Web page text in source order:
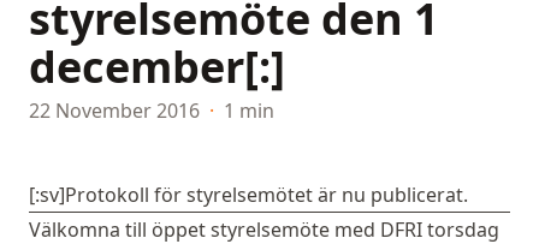
styrelsemöte den 1
december[:]
22 November 2016 · 1 min
[:sv]Protokoll för styrelsemötet är nu publicerat.
Välkomna till öppet styrelsemöte med DFRI torsdag